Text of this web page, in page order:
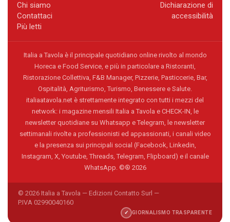
Chi siamo
Contattaci
Più letti
Dichiarazione di
accessibilità
Italia a Tavola è il principale quotidiano online rivolto al mondo
Horeca e Food Service, e più in particolare a Ristoranti,
Ristorazione Collettiva, F&B Manager, Pizzerie, Pasticcerie, Bar,
Ospitalità, Agriturismo, Turismo, Benessere e Salute.
italiaatavola.net è strettamente integrato con tutti i mezzi del
network: i magazine mensili Italia a Tavola e CHECK-IN, le
newsletter quotidiane su Whatsapp e Telegram, le newsletter
settimanali rivolte a professionisti ed appassionati, i canali video
e la presenza sui principali social (Facebook, Linkedin,
Instagram, X, Youtube, Threads, Telegram, Flipboard) e il canale
WhatsApp. ©® 2026
© 2026 Italia a Tavola — Edizioni Contatto Surl —
P.IVA 02990040160
✓ GIORNALISMO TRASPARENTE